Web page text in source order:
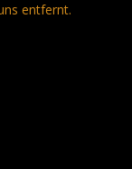
entfernt.